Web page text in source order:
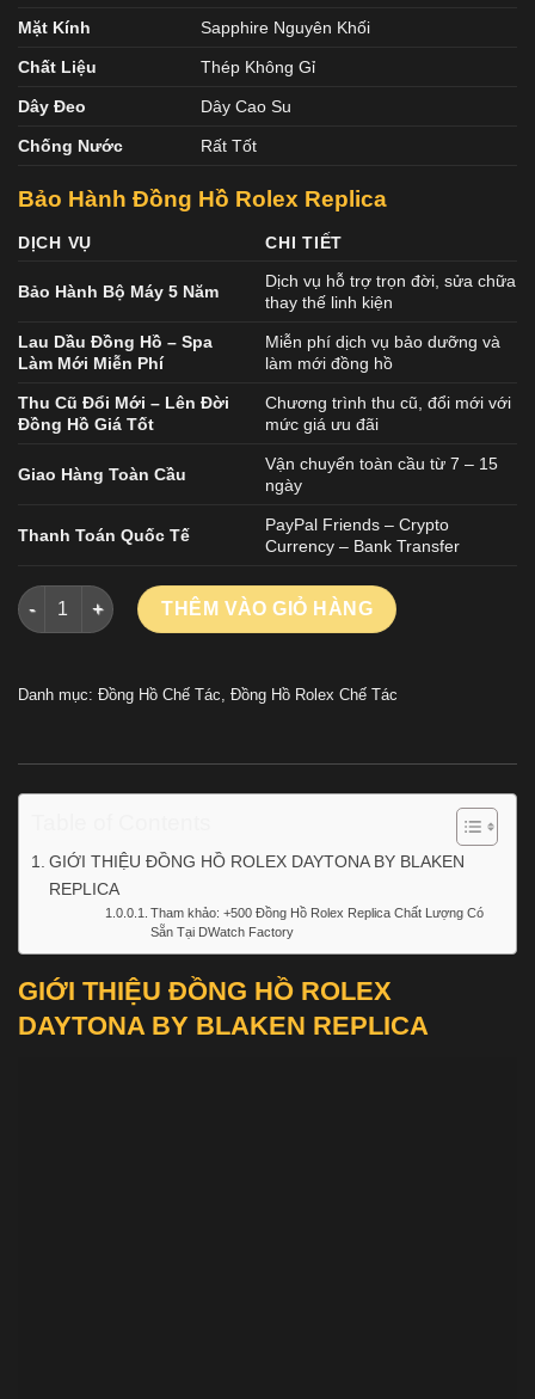
Mặt Kính Sapphire Nguyên Khối
Chất Liệu Thép Không Gỉ
Dây Đeo Dây Cao Su
Chống Nước Rất Tốt
Bảo Hành Đồng Hồ Rolex Replica
DỊCH VỤ CHI TIẾT
Bảo Hành Bộ Máy 5 Năm
Dịch vụ hỗ trợ trọn đời, sửa chữa
thay thế linh kiện
Lau Dầu Đồng Hồ – Spa
Làm Mới Miễn Phí
Miễn phí dịch vụ bảo dưỡng và
làm mới đồng hồ
Thu Cũ Đổi Mới – Lên Đời
Đồng Hồ Giá Tốt
Chương trình thu cũ, đổi mới với
mức giá ưu đãi
Giao Hàng Toàn Cầu
Vận chuyển toàn cầu từ 7 – 15
ngày
Thanh Toán Quốc Tế
PayPal Friends – Crypto
Currency – Bank Transfer
ĐỒNG HỒ ROLEX DAYTONA BY BLAKEN REPLICA MẶT SỐ
THÊM VÀO GIỎ HÀNG
Danh mục: Đồng Hồ Chế Tác Đồng Hồ Rolex Chế Tác
GIỚI THIỆU ĐỒNG HỒ ROLEX DAYTONA BY BLAKEN
REPLICA
Tham khảo: +500 Đồng Hồ Rolex Replica Chất Lượng Có
Sẵn Tại DWatch Factory
GIỚI THIỆU ĐỒNG HỒ ROLEX
DAYTONA BY BLAKEN REPLICA